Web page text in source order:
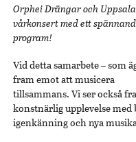
Orphei Drängar och
vårkonsert med ett
program!
Vid detta samarbete – som
fram emot att musicera
tillsammans. Vi ser också
konstnärlig upplevelse med
igenkänning och nya